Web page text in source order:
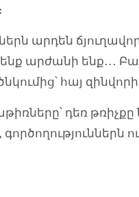
։
արդեն
արժանի ենք․․․
հայ զինվորի
դեռ